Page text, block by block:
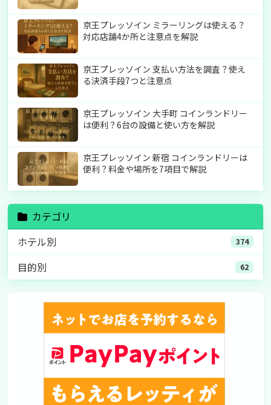
京王プレッソイン ミラーリングは使える？
対応店舗4か所と注意点を解説
京王プレッソイン 支払い方法を調査？使え
る決済手段7つと注意点
京王プレッソイン 大手町 コインランドリー
は便利？6台の設備と使い方を解説
京王プレッソイン 新宿 コインランドリーは
便利？料金や場所を7項目で解説
カテゴリ
ホテル別
374
目的別 62